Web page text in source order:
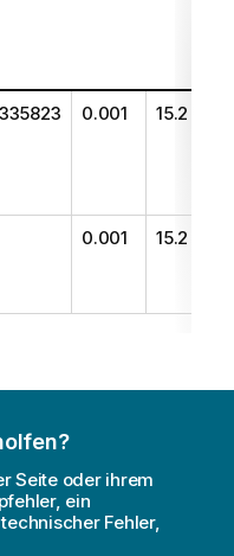
0.001 15.2
0.001 15.2
Seite oder ihrem
ein
Fehler,